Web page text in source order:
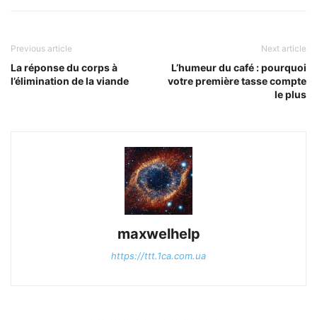
Previous article
La réponse du corps à
l’élimination de la viande
Next article
L’humeur du café : pourquoi
votre première tasse compte
le plus
maxwelhelp
https://ttt.1ca.com.ua